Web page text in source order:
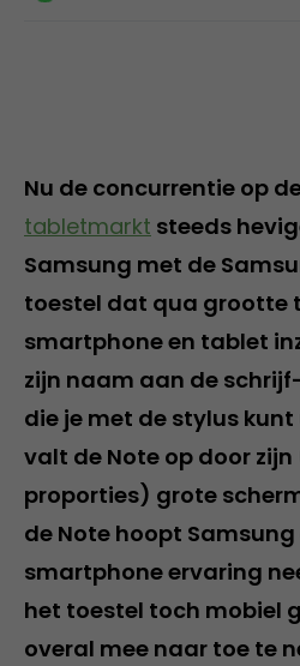
Nu de concurrentie op
tabletmarkt steeds
Samsung met de
toestel dat qua grootte
smartphone en tablet
zijn naam aan de
die je met de stylus
valt de Note op door
proporties) grote
de Note hoopt Samsung
smartphone ervaring
het toestel toch mobiel
overal mee naar toe te